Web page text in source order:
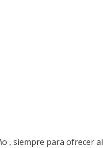
, siempre para ofrecer al